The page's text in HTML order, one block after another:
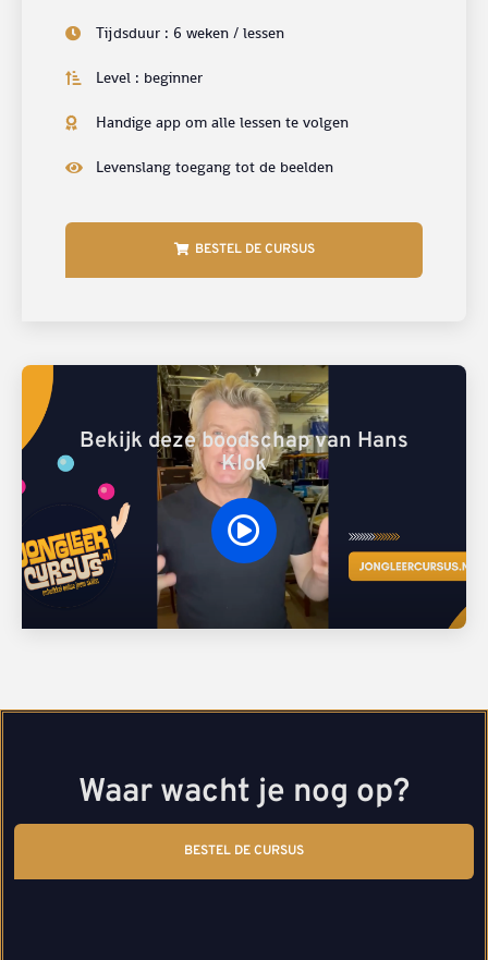
Tijdsduur : 6 weken / lessen
Level : beginner
Handige app om alle lessen te volgen
Levenslang toegang tot de beelden
BESTEL DE CURSUS
Bekijk deze boodschap van Hans
Klok
Waar wacht je nog op?
BESTEL DE CURSUS